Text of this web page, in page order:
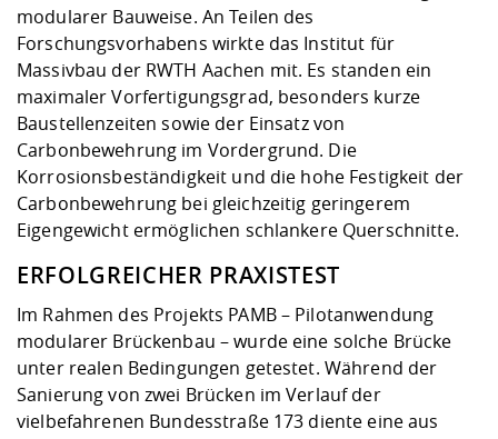
modularer Bauweise. An Teilen des
Forschungsvorhabens wirkte das Institut für
Massivbau der RWTH Aachen mit. Es standen ein
maximaler Vorfertigungsgrad, besonders kurze
Baustellenzeiten sowie der Einsatz von
Carbonbewehrung im Vordergrund. Die
Korrosionsbeständigkeit und die hohe Festigkeit der
Carbonbewehrung bei gleichzeitig geringerem
Eigengewicht ermöglichen schlankere Querschnitte.
ERFOLGREICHER PRAXISTEST
Im Rahmen des Projekts PAMB – Pilotanwendung
modularer Brückenbau – wurde eine solche Brücke
unter realen Bedingungen getestet. Während der
Sanierung von zwei Brücken im Verlauf der
vielbefahrenen Bundesstraße 173 diente eine aus